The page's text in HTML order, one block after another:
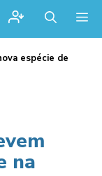
espécie de
na